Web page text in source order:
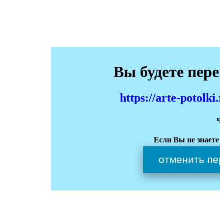
Вы будете
https://arte-
Если Вы не
отменить